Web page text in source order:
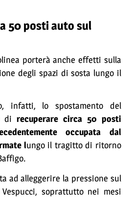
50 posti auto sul
porterà anche effetti sulla
degli spazi di sosta lungo il
infatti, lo spostamento del
di recuperare circa 50 posti
occupata dal
lungo il tragitto di ritorno
ad alleggerire la pressione sul
soprattutto nei mesi